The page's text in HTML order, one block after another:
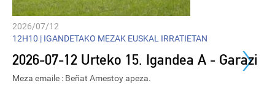
›
2026/07/12
12H10 | IGANDETAKO MEZAK EUSKAL IRRATIETAN
2026-07-12 Urteko 15. Igandea A - Garazi
Meza emaile : Beñat Amestoy apeza.